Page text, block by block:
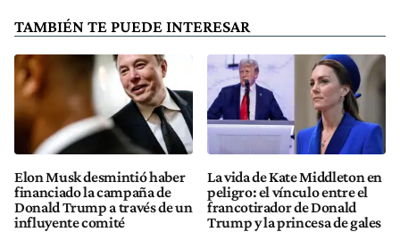
TAMBIÉN TE PUEDE INTERESAR
Elon Musk desmintió haber
financiado la campaña de
Donald Trump a través de un
influyente comité
La vida de Kate Middleton en
peligro: el vínculo entre el
francotirador de Donald
Trump y la princesa de gales